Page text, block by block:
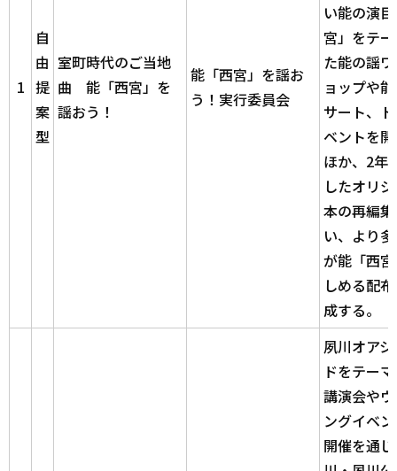
1
自
由
提
案
型
室町時代のご当地
曲 能「西宮」を
謡おう！
能「西宮」を謡お
う！実行委員会
い能の演
宮」をテ
た能の謡
ョップや
サート、
ベントを
ほか、2年
したオリ
本の再編
い、より
が能「西
しめる配
成する。
夙川オア
ドをテー
講演会や
ングイベ
開催を通